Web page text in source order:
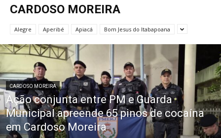
CARDOSO MOREIRA
Alegre Aperibé Apiacá Bom Jesus do Itabapoana
CARDOSO MOREIRA
Ação conjunta entre PM e Guarda
Municipal apreende 65 pinos de cocaína
em Cardoso Moreira